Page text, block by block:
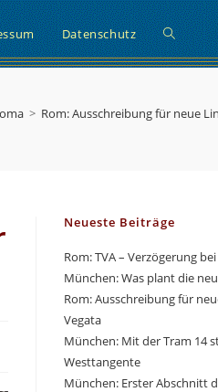
Datenschutz Website-
> Rom: Ausschreibung für neue
Neueste Beiträge
Rom: TVA – Verzögerung
München: Was plant die
Rom: Ausschreibung für
Vegata
München: Mit der Tram 14
Westtangente
München: Erster Abschnitt